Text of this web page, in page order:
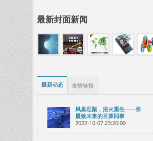
最新封面新闻
最新动态 友情链接
凤凰涅槃，浴火重生——张
晨致未来的百算同事
2022-10-07 23:20:00